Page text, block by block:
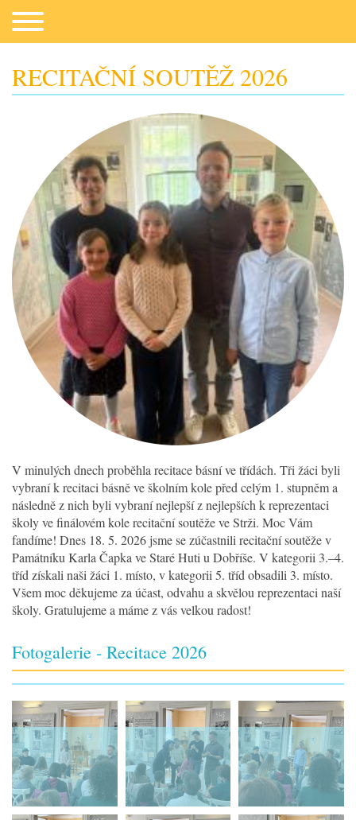
Co potřebujeme
Fotogalerie
Kontakt
RECITAČNÍ SOUTĚŽ 2026
V minulých dnech proběhla recitace básní ve třídách. Tři žáci byli
vybraní k recitaci básně ve školním kole před celým 1. stupněm a
následně z nich byli vybraní nejlepší z nejlepších k reprezentaci
školy ve finálovém kole recitační soutěže ve Strži. Moc Vám
fandíme! Dnes 18. 5. 2026 jsme se zúčastnili recitační soutěže v
Památníku Karla Čapka ve Staré Huti u Dobříše. V kategorii 3.–4.
tříd získali naši žáci 1. místo, v kategorii 5. tříd obsadili 3. místo.
Všem moc děkujeme za účast, odvahu a skvělou reprezentaci naší
školy. Gratulujeme a máme z vás velkou radost!
Fotogalerie - Recitace 2026